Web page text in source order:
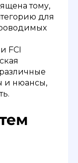
тому,
для
FCI
и нюансы,